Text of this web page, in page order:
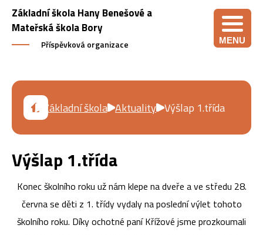
Základní škola Hany Benešové a
Mateřská škola Bory
Příspěvková organizace MENU
Základní škola Aktuality Výšlap 1.třída
Výšlap 1.třída
Konec školního roku už nám klepe na dveře a ve středu 28.
června se děti z 1. třídy vydaly na poslední výlet tohoto
školního roku. Díky ochotné paní Křížové jsme prozkoumali